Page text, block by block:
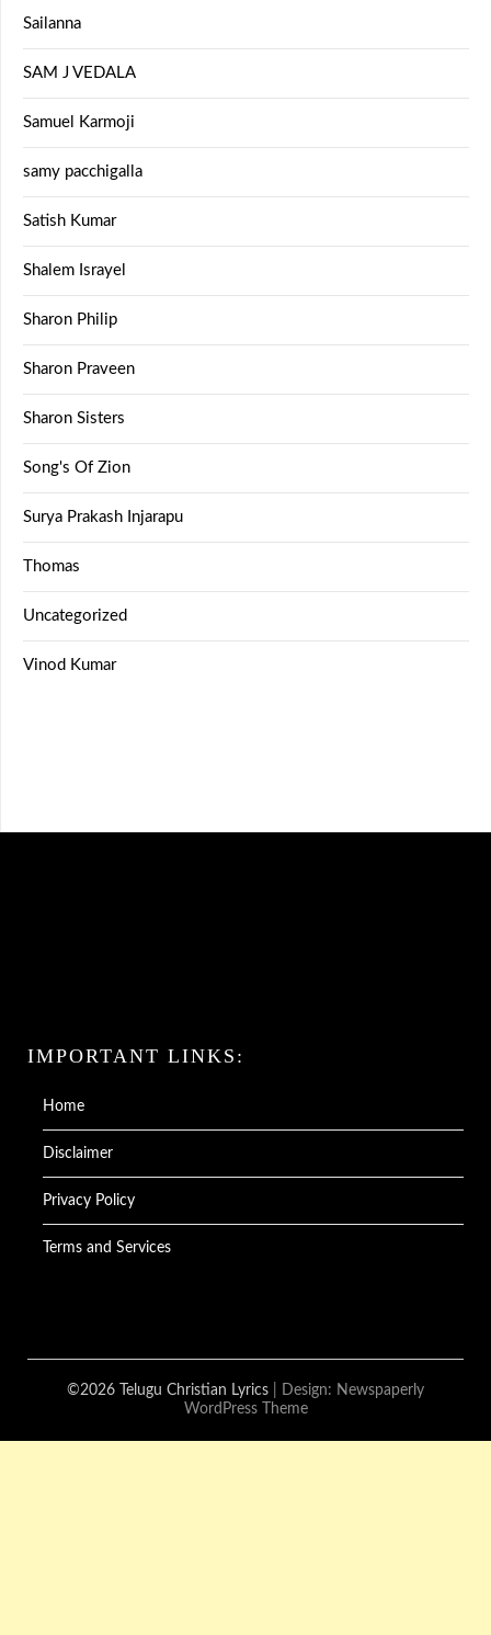
Sailanna
SAM J VEDALA
Samuel Karmoji
samy pacchigalla
Satish Kumar
Shalem Israyel
Sharon Philip
Sharon Praveen
Sharon Sisters
Song's Of Zion
Surya Prakash Injarapu
Thomas
Uncategorized
Vinod Kumar
IMPORTANT LINKS:
Home
Disclaimer
Privacy Policy
Terms and Services
©2026 Telugu Christian Lyrics | Design: Newspaperly
WordPress Theme